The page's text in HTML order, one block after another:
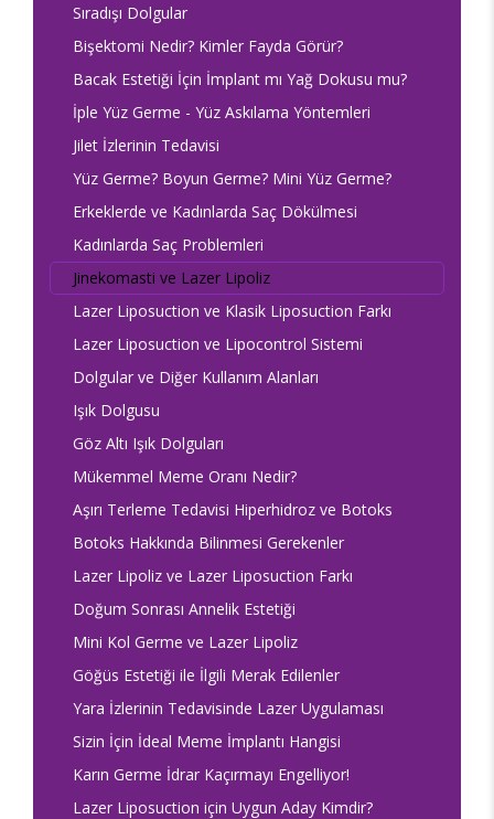
Sıradışı Dolgular
Bişektomi Nedir? Kimler Fayda Görür?
Bacak Estetiği İçin İmplant mı Yağ Dokusu mu?
İple Yüz Germe - Yüz Askılama Yöntemleri
Jilet İzlerinin Tedavisi
Yüz Germe? Boyun Germe? Mini Yüz Germe?
Erkeklerde ve Kadınlarda Saç Dökülmesi
Kadınlarda Saç Problemleri
Jinekomasti ve Lazer Lipoliz
Lazer Liposuction ve Klasik Liposuction Farkı
Lazer Liposuction ve Lipocontrol Sistemi
Dolgular ve Diğer Kullanım Alanları
Işık Dolgusu
Göz Altı Işık Dolguları
Mükemmel Meme Oranı Nedir?
Aşırı Terleme Tedavisi Hiperhidroz ve Botoks
Botoks Hakkında Bilinmesi Gerekenler
Lazer Lipoliz ve Lazer Liposuction Farkı
Doğum Sonrası Annelik Estetiği
Mini Kol Germe ve Lazer Lipoliz
Göğüs Estetiği ile İlgili Merak Edilenler
Yara İzlerinin Tedavisinde Lazer Uygulaması
Sizin İçin İdeal Meme İmplantı Hangisi
Karın Germe İdrar Kaçırmayı Engelliyor!
Lazer Liposuction için Uygun Aday Kimdir?